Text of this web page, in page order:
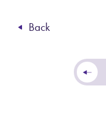
Back